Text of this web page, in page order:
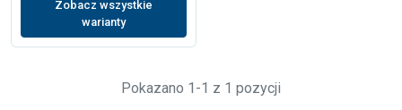
Zobacz wszystkie
warianty
Pokazano 1-1 z 1 pozycji